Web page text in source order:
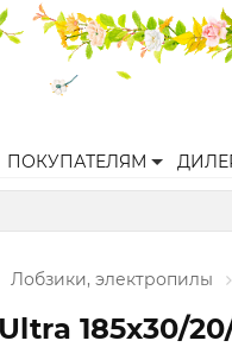
ПОКУПАТЕЛЯМ
Лобзики, электропилы
185x30/